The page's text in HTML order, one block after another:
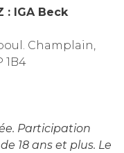
: IGA Beck
Champlain,
1B4
Participation
18 ans et plus. Le